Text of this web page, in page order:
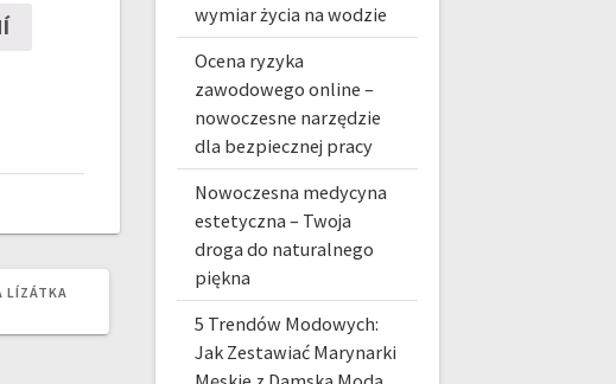
LÍZÁTKA
wymiar życia na wodzie
Ocena ryzyka
zawodowego online –
nowoczesne narzędzie
dla bezpiecznej pracy
Nowoczesna medycyna
estetyczna – Twoja
droga do naturalnego
piękna
5 Trendów Modowych:
Jak Zestawiać Marynarki